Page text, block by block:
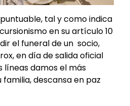
tal y como indica
en su artículo 10
el funeral de un socio,
en día de salida oficial
líneas damos el más
descansa en paz